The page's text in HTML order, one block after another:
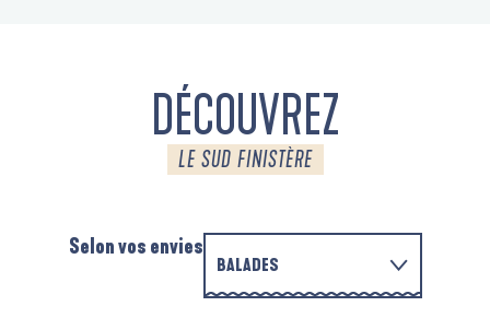
DÉCOUVREZ
LE SUD FINISTÈRE
Selon vos envies
BALADES
PARCOURS D'INTERPRÉTATION DE L'ANSE